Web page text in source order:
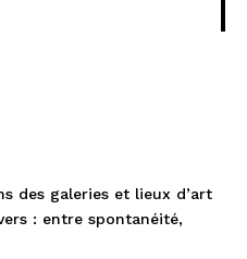
des galeries et lieux d’art
: entre spontanéité,